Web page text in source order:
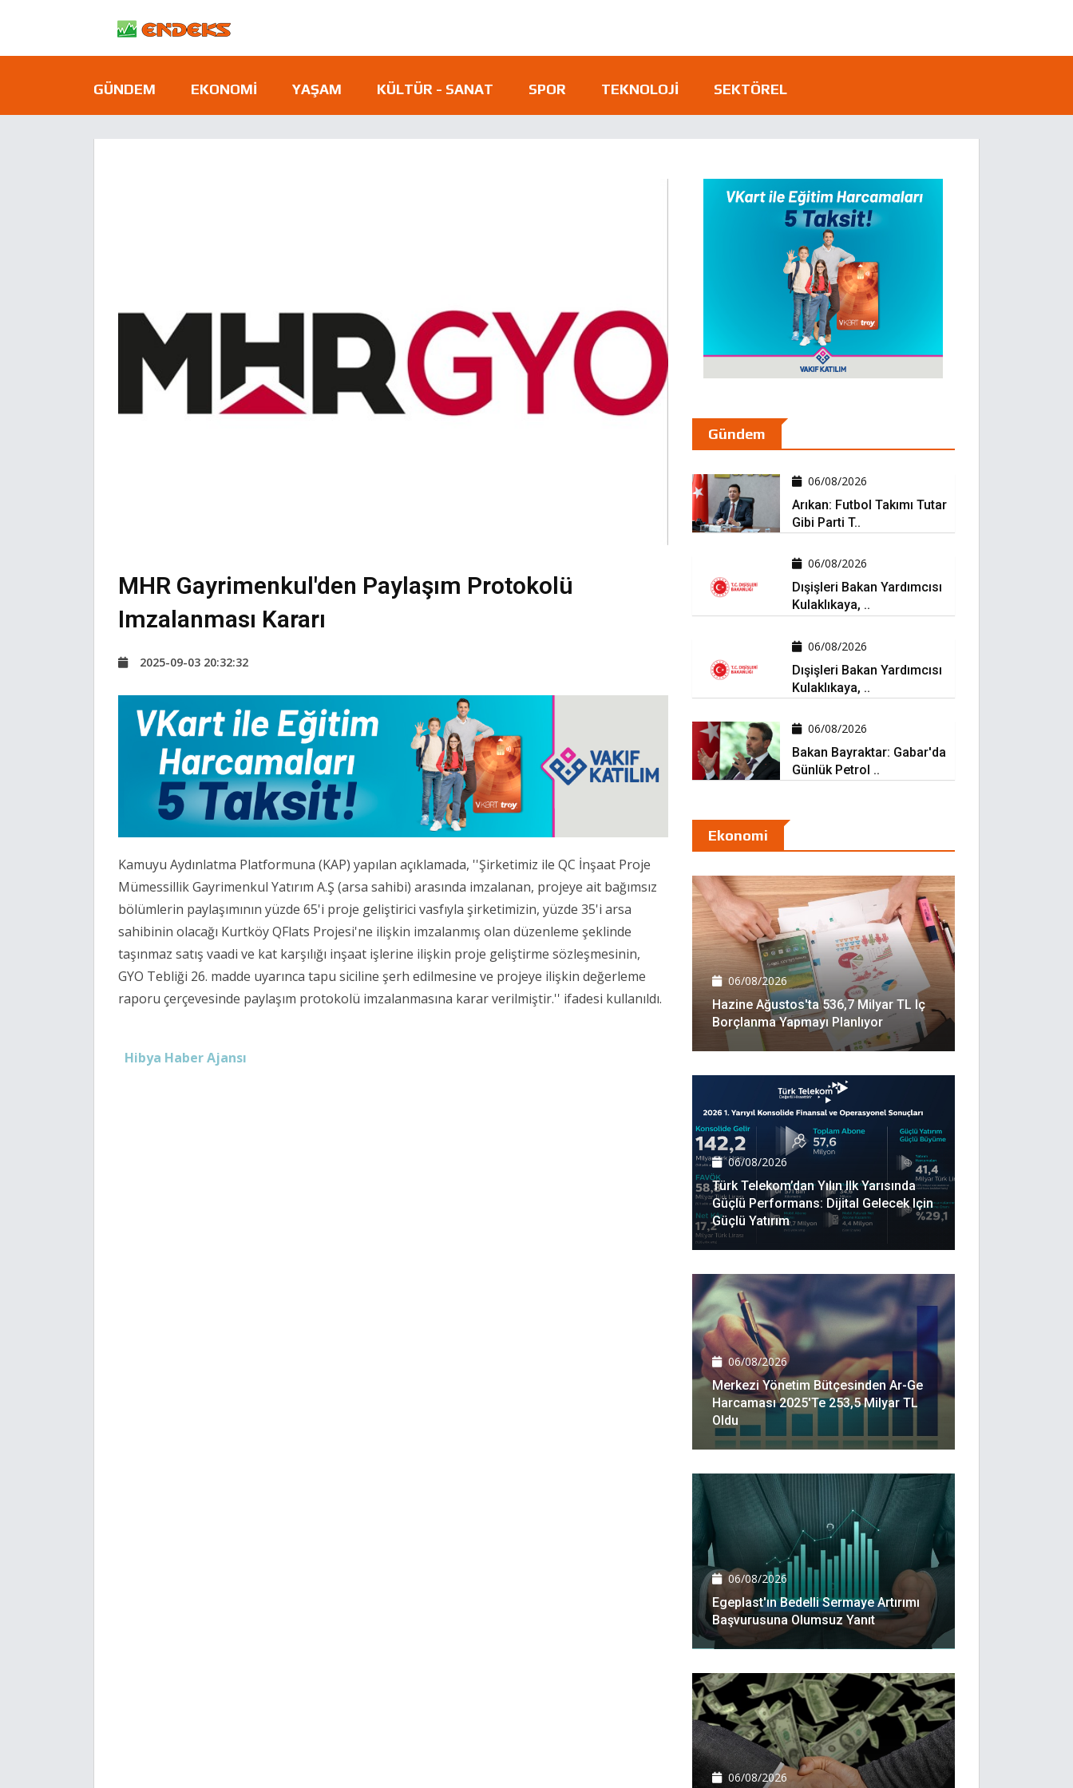
GÜNDEM EKONOMI YAŞAM KÜLTÜR - SANAT SPOR TEKNOLOJI SEKTÖREL
MHR Gayrimenkul'den Paylaşım Protokolü
Imzalanması Kararı
2025-09-03 20:32:32
Kamuyu Aydınlatma Platformuna (KAP) yapılan açıklamada, ''Şirketimiz ile QC İnşaat Proje
Mümessillik Gayrimenkul Yatırım A.Ş (arsa sahibi) arasında imzalanan, projeye ait bağımsız
bölümlerin paylaşımının yüzde 65'i proje geliştirici vasfıyla şirketimizin, yüzde 35'i arsa
sahibinin olacağı Kurtköy QFlats Projesi'ne ilişkin imzalanmış olan düzenleme şeklinde
taşınmaz satış vaadi ve kat karşılığı inşaat işlerine ilişkin proje geliştirme sözleşmesinin,
GYO Tebliği 26. madde uyarınca tapu siciline şerh edilmesine ve projeye ilişkin değerleme
raporu çerçevesinde paylaşım protokolü imzalanmasına karar verilmiştir.'' ifadesi kullanıldı.
Hibya Haber Ajansı
Gündem
06/08/2026
Arıkan: Futbol Takımı Tutar
Gibi Parti T..
06/08/2026
Dışişleri Bakan Yardımcısı
Kulaklıkaya, ..
06/08/2026
Dışişleri Bakan Yardımcısı
Kulaklıkaya, ..
06/08/2026
Bakan Bayraktar: Gabar'da
Günlük Petrol ..
Ekonomi
06/08/2026
Hazine Ağustos'ta 536,7 Milyar TL Iç
Borçlanma Yapmayı Planlıyor
06/08/2026
Türk Telekom’dan Yılın Ilk Yarısında
Güçlü Performans: Dijital Gelecek Için
Güçlü Yatırım
06/08/2026
Merkezi Yönetim Bütçesinden Ar-Ge
Harcaması 2025'te 253,5 Milyar TL
Oldu
06/08/2026
Egeplast'ın Bedelli Sermaye Artırımı
Başvurusuna Olumsuz Yanıt
06/08/2026